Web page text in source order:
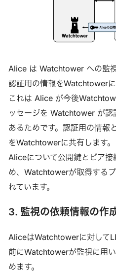
Alice は Watchtower への監
認証用の情報をWatchtowerに
これは Alice が今後
ッセージを Watchtower が
あるためです。認証用の情報
をWatchtowerに共有します
Aliceについて公開鍵とピア
め、Watchtowerが取得する
れています。
3. 監視の依頼情報の作
AliceはWatchtowerに対して
前にWatchtowerが監視に用
めます。